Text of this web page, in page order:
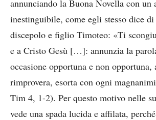
annunciando la Buona Novella con un
inestinguibile, come egli stesso dice
discepolo e figlio Timoteo: «Ti
e a Cristo Gesù […]: annunzia la
occasione opportuna e non opportuna,
rimprovera, esorta con ogni
Tim 4, 1-2). Per questo motivo nelle
vede una spada lucida e affilata,